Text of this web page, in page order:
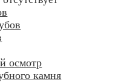
осмотр
камня